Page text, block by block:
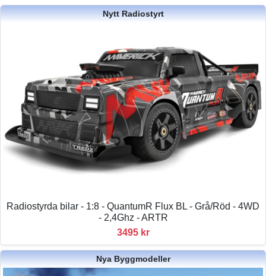
Nytt Radiostyrt
Radiostyrda bilar - 1:8 - QuantumR Flux BL - Grå/Röd - 4WD
- 2,4Ghz - ARTR
3495 kr
Nya Byggmodeller